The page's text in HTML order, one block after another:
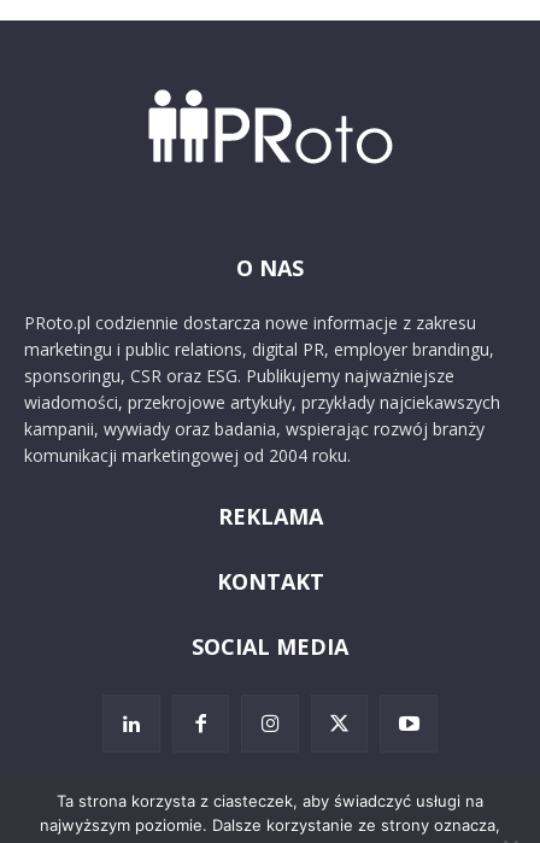
O NAS
PRoto.pl codziennie dostarcza nowe informacje z zakresu
marketingu i public relations, digital PR, employer brandingu,
sponsoringu, CSR oraz ESG. Publikujemy najważniejsze
wiadomości, przekrojowe artykuły, przykłady najciekawszych
kampanii, wywiady oraz badania, wspierając rozwój branży
komunikacji marketingowej od 2004 roku.
REKLAMA
KONTAKT
SOCIAL MEDIA
Ta strona korzysta z ciasteczek, aby świadczyć usługi na
najwyższym poziomie. Dalsze korzystanie ze strony oznacza,